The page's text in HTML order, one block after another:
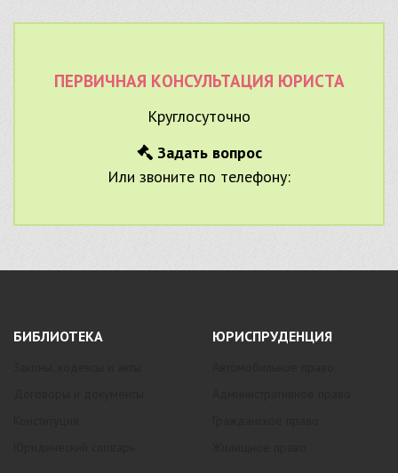
ПЕРВИЧНАЯ КОНСУЛЬТАЦИЯ ЮРИСТА
Круглосуточно
Задать вопрос
Или звоните по телефону:
БИБЛИОТЕКА ЮРИСПРУДЕНЦИЯ